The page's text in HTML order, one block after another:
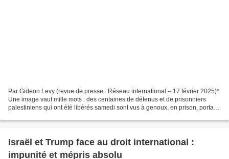
Par Gideon Levy (revue de presse : Réseau international – 17 février 2025)*
Une image vaut mille mots : des centaines de détenus et de prisonniers
palestiniens qui ont été libérés samedi sont vus à genoux, en prison, portant
Israël et Trump face au droit international :
impunité et mépris absolu